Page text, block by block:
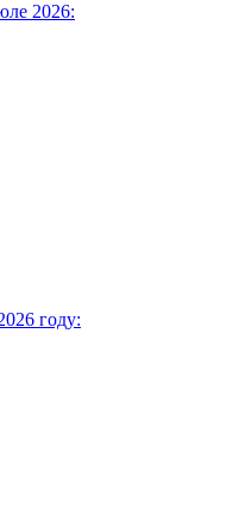
2026:
году: